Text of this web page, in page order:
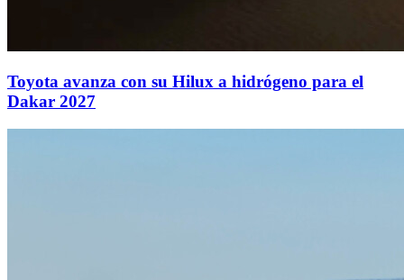
Toyota avanza con su Hilux a hidrógeno para el
Dakar 2027